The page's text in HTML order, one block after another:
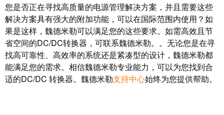
您是否正在寻找高质量的电源管理解决方案，并且需要这些
解决方案具有强大的附加功能，可以在国际范围内使用？如
果是这样，魏德米勒可以满足您的这些要求。如需高效且节
省空间的DC/DC转换器，可联系魏德米勒。。无论您是在寻
找高可靠性、高效率的系统还是紧凑型的设计，魏德米勒都
能满足您的需求。相信魏德米勒专业能力，可以为您找到合
适的DC/DC 转换器。魏德米勒支持中心始终为您提供帮助。